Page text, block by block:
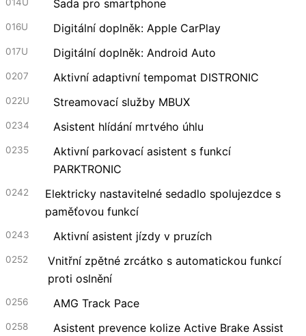
Sada pro smartphone
016U Digitální doplněk: Apple CarPlay
017U Digitální doplněk: Android Auto
0207 Aktivní adaptivní tempomat DISTRONIC
022U Streamovací služby MBUX
0234 Asistent hlídání mrtvého úhlu
0235
Aktivní parkovací asistent s funkcí
PARKTRONIC
0242
Elektricky nastavitelné sedadlo spolujezdce s
paměťovou funkcí
0243 Aktivní asistent jízdy v pruzích
0252
Vnitřní zpětné zrcátko s automatickou funkcí
proti oslnění
0256 AMG Track Pace
0258 Asistent prevence kolize Active Brake Assist